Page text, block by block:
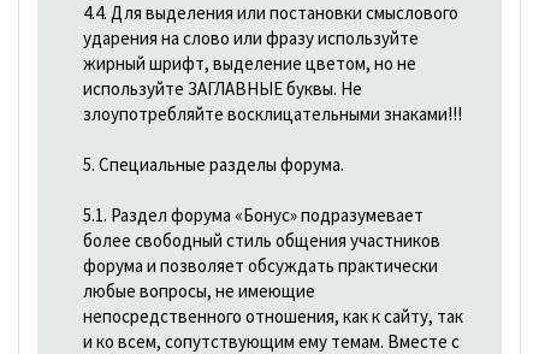
4.4. Для выделения или постановки смыслового
ударения на слово или фразу используйте
жирный шрифт, выделение цветом, но не
используйте ЗАГЛАВНЫЕ буквы. Не
злоупотребляйте восклицательными знаками!!!
5. Специальные разделы форума.
5.1. Раздел форума «Бонус» подразумевает
более свободный стиль общения участников
форума и позволяет обсуждать практически
любые вопросы, не имеющие
непосредственного отношения, как к сайту, так
и ко всем, сопутствующим ему темам. Вместе с